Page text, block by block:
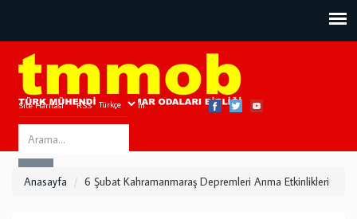
Site Haritası RSS Bize Ulaşın
Search
this
Anasayfa 6 Şubat Kahramanmaraş Depremleri Anma Etkinlikleri